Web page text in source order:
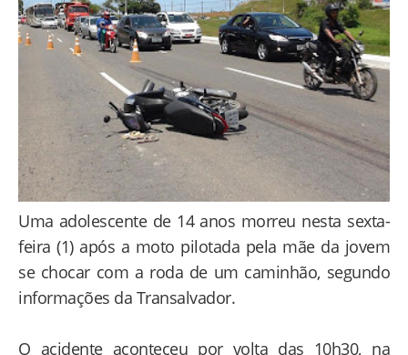
Uma adolescente de 14 anos morreu nesta sexta-
feira (1) após a moto pilotada pela mãe da jovem
se chocar com a roda de um caminhão, segundo
informações da Transalvador.
O acidente aconteceu por volta das 10h30, na